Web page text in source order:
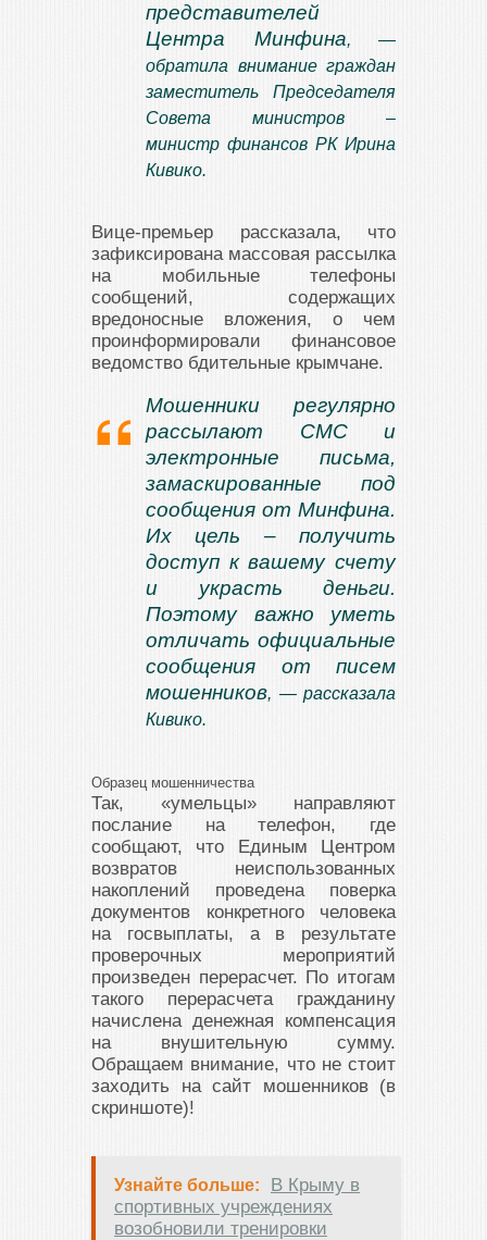
представителей
Центра Минфина, —
обратила внимание граждан
заместитель Председателя
Совета министров –
министр финансов РК Ирина
Кивико.
Вице-премьер рассказала, что
зафиксирована массовая рассылка
на мобильные телефоны
сообщений, содержащих
вредоносные вложения, о чем
проинформировали финансовое
ведомство бдительные крымчане.
Мошенники регулярно
рассылают СМС и
электронные письма,
замаскированные под
сообщения от Минфина.
Их цель – получить
доступ к вашему счету
и украсть деньги.
Поэтому важно уметь
отличать официальные
сообщения от писем
мошенников, — рассказала
Кивико.
Образец мошенничества
Так, «умельцы» направляют
послание на телефон, где
сообщают, что Единым Центром
возвратов неиспользованных
накоплений проведена поверка
документов конкретного человека
на госвыплаты, а в результате
проверочных мероприятий
произведен перерасчет. По итогам
такого перерасчета гражданину
начислена денежная компенсация
на внушительную сумму.
Обращаем внимание, что не стоит
заходить на сайт мошенников (в
скриншоте)!
Узнайте больше:
В Крыму в
спортивных учреждениях
возобновили тренировки